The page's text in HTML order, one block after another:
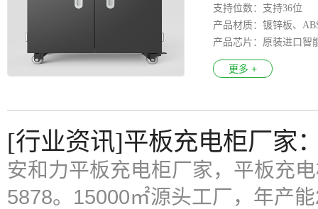
支持位数：支持36位
产品材质：镀锌板、
产品芯片：原装进口智
输入电压：100-250V
输出接口：每路5V.2A
LED指示灯：智能识别
万 向 轮 ：医疗静音万
安全认证：3C、 CE、
支持系统：Android安
支持系统：Aandroid安
更多 +
[行业资讯]平板充电柜厂家
安和力平板充电柜厂家，平板充
5878。15000㎡源头工厂，年产